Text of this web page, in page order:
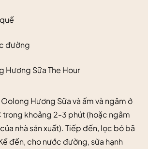
đường
Hương Sữa The Hour
Hương Sữa và ấm và ngâm ở
trong khoảng 2-3 phút (hoặc ngâm
nhà sản xuất). Tiếp đến, lọc bỏ bã
đến, cho nước đường, sữa hạnh